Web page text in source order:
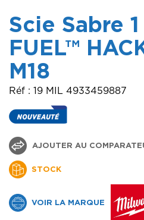
Scie Sabre
FUEL™
M18
Réf : 19 MIL 4933459887
AJOUTER AU
VOIR LA MARQUE
STOCK